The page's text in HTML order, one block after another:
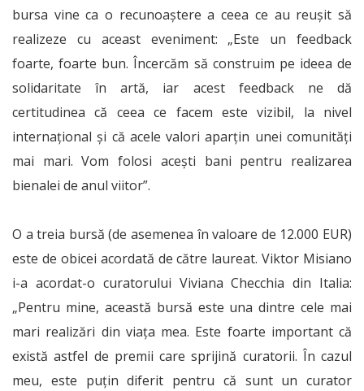
bursa vine ca o recunoaștere a ceea ce au reușit să
realizeze cu aceast eveniment: „Este un feedback
foarte, foarte bun. Încercăm să construim pe ideea de
solidaritate în artă, iar acest feedback ne dă
certitudinea că ceea ce facem este vizibil, la nivel
internațional și că acele valori aparțin unei comunități
mai mari. Vom folosi acești bani pentru realizarea
bienalei de anul viitor”.
O a treia bursă (de asemenea în valoare de 12.000 EUR)
este de obicei acordată de către laureat. Viktor Misiano
i-a acordat-o curatorului Viviana Checchia din Italia:
„Pentru mine, această bursă este una dintre cele mai
mari realizări din viața mea. Este foarte important că
există astfel de premii care sprijină curatorii. În cazul
meu, este puțin diferit pentru că sunt un curator